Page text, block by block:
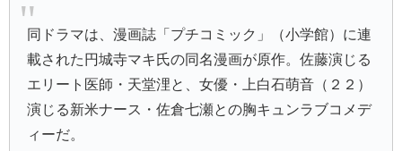
同ドラマは、漫画誌「プチコミック」（小学館）に連
載された円城寺マキ氏の同名漫画が原作。佐藤演じる
エリート医師・天堂浬と、女優・上白石萌音（２２）
演じる新米ナース・佐倉七瀬との胸キュンラブコメデ
ィーだ。